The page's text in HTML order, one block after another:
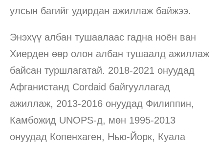
улсын багийг удирдан ажиллаж байжээ.
Энэхүү албан тушаалаас гадна ноён ван
Хиерден өөр олон албан тушаалд ажиллаж
байсан туршлагатай. 2018-2021 онуудад
Афганистанд Cordaid байгууллагад
ажиллаж, 2013-2016 онуудад Филиппин,
Камбожид UNOPS-д, мөн 1995-2013
онуудад Копенхаген, Нью-Йорк, Куала